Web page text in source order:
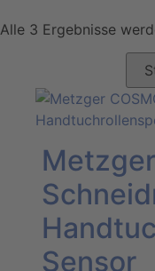
Alle 3 Ergebnisse
Sensor